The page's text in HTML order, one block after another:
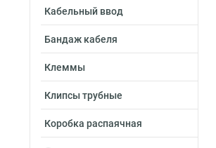
Кабельный ввод
Бандаж кабеля
Клеммы
Клипсы трубные
Коробка распаячная